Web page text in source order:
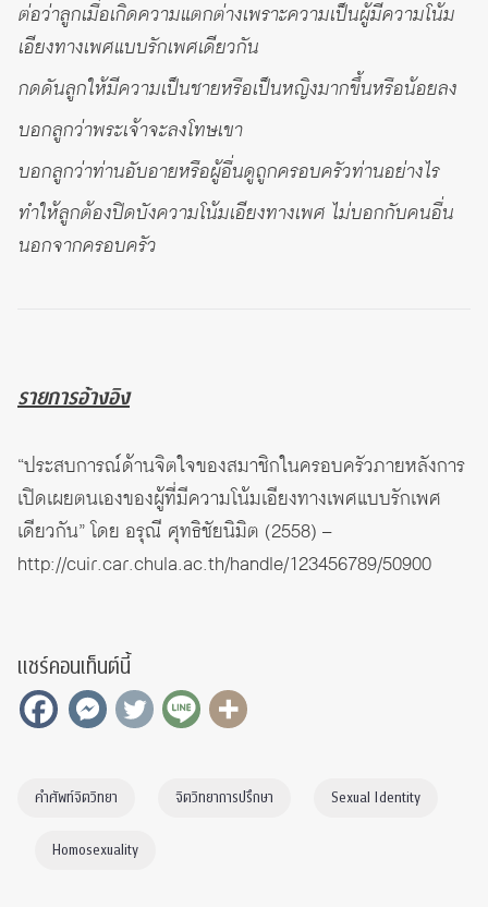
ต่อว่าลูกเมื่อเกิดความแตกต่างเพราะความเป็นผู้มีความโน้ม
เอียงทางเพศแบบรักเพศเดียวกัน
กดดันลูกให้มีความเป็นชายหรือเป็นหญิงมากขึ้นหรือน้อยลง
บอกลูกว่าพระเจ้าจะลงโทษเขา
บอกลูกว่าท่านอับอายหรือผู้อื่นดูถูกครอบครัวท่านอย่างไร
ทำให้ลูกต้องปิดบังความโน้มเอียงทางเพศ ไม่บอกกับคนอื่น
นอกจากครอบครัว
รายการอ้างอิง
“ประสบการณ์ด้านจิตใจของสมาชิกในครอบครัวภายหลังการ
เปิดเผยตนเองของผู้ที่มีความโน้มเอียงทางเพศแบบรักเพศ
เดียวกัน” โดย อรุณี ศุทธิชัยนิมิต (2558) –
http://cuir.car.chula.ac.th/handle/123456789/50900
แชร์คอนเท็นต์นี้
คำศัพท์จิตวิทยา จิตวิทยาการปรึกษา Sexual Identity
Homosexuality